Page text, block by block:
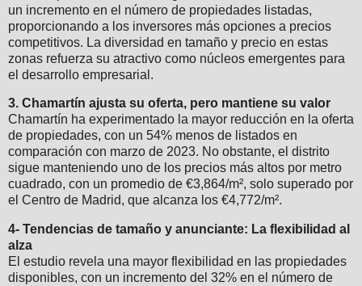
un incremento en el número de propiedades listadas,
proporcionando a los inversores más opciones a precios
competitivos. La diversidad en tamaño y precio en estas
zonas refuerza su atractivo como núcleos emergentes para
el desarrollo empresarial.
3. Chamartín ajusta su oferta, pero mantiene su valor
Chamartín ha experimentado la mayor reducción en la oferta
de propiedades, con un 54% menos de listados en
comparación con marzo de 2023. No obstante, el distrito
sigue manteniendo uno de los precios más altos por metro
cuadrado, con un promedio de €3,864/m², solo superado por
el Centro de Madrid, que alcanza los €4,772/m².
4- Tendencias de tamaño y anunciante: La flexibilidad al
alza
El estudio revela una mayor flexibilidad en las propiedades
disponibles, con un incremento del 32% en el número de